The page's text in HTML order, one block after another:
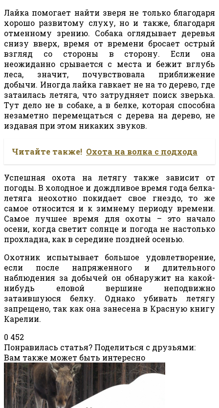
Лайка помогает найти зверя не только благодаря
хорошо развитому слуху, но и также, благодаря
отменному зрению. Собака оглядывает деревья
снизу вверх, время от времени бросает острый
взгляд со стороны в сторону. Если она
неожиданно срывается с места и бежит вглубь
леса, значит, почувствовала приближение
добычи. Иногда лайка гавкает не на то дерево, где
затаилась летяга, что затрудняет поиск зверька.
Тут дело не в собаке, а в белке, которая способна
незаметно перемещаться с дерева на дерево, не
издавая при этом никаких звуков.
Читайте также! Охота на волка с подхода
Успешная охота на летягу также зависит от
погоды. В холодное и дождливое время года белка-
летяга неохотно покидает свое гнездо, то же
самое относится и к зимнему периоду времени.
Самое лучшее время для охоты – это начало
осени, когда светит солнце и погода не настолько
прохладна, как в середине поздней осенью.
Охотник испытывает большое удовлетворение,
если после напряженного и длительного
наблюдения за добычей он обнаружит на какой-
нибудь еловой вершине неподвижно
затаившуюся белку. Однако убивать летягу
запрещено, так как она занесена в Красную книгу
Карелии.
0 452
Понравилась статья? Поделиться с друзьями:
Вам также может быть интересно